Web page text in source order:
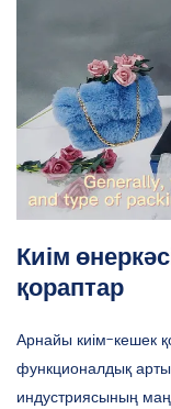
Киім
қораптар
Арнайы киім-кешек
функционалдық
индустриясының